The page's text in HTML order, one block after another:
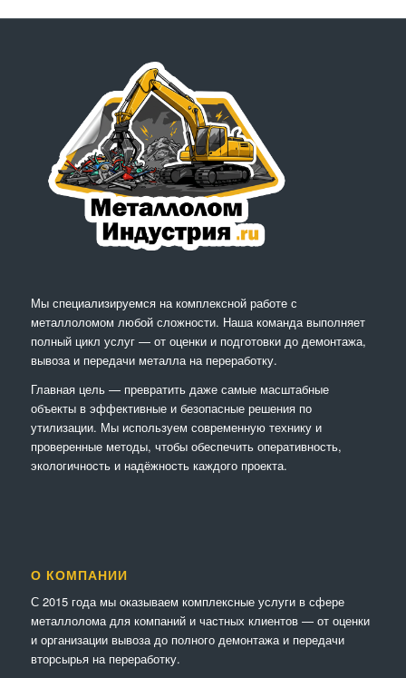
Мы специализируемся на комплексной работе с
металлоломом любой сложности. Наша команда выполняет
полный цикл услуг — от оценки и подготовки до демонтажа,
вывоза и передачи металла на переработку.
Главная цель — превратить даже самые масштабные
объекты в эффективные и безопасные решения по
утилизации. Мы используем современную технику и
проверенные методы, чтобы обеспечить оперативность,
экологичность и надёжность каждого проекта.
О КОМПАНИИ
С 2015 года мы оказываем комплексные услуги в сфере
металлолома для компаний и частных клиентов — от оценки
и организации вывоза до полного демонтажа и передачи
вторсырья на переработку.